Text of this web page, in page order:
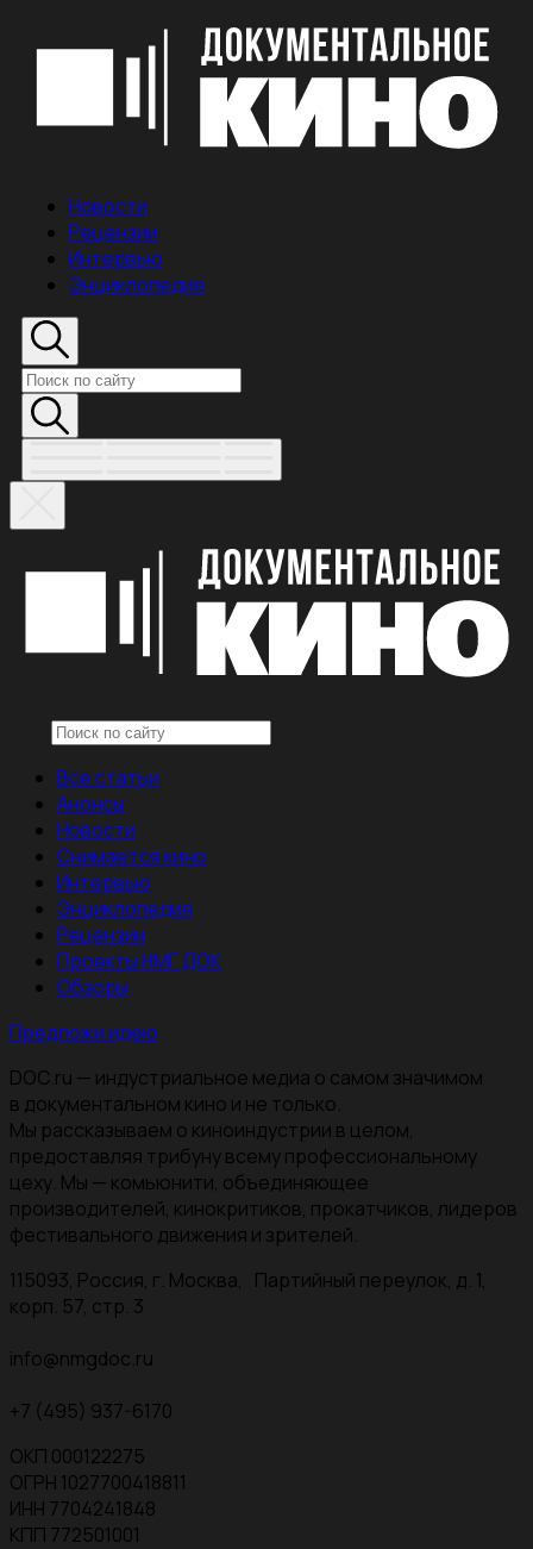
Новости
Рецензии
Интервью
Энциклопедия
Все статьи
Анонсы
Новости
Снимается кино
Интервью
Энциклопедия
Рецензии
Проекты НМГ ДОК
Обзоры
Предложи идею
DOC.ru — индустриальное медиа о самом значимом
в документальном кино и не только.
Мы рассказываем о киноиндустрии в целом,
предоставляя трибуну всему профессиональному
цеху. Мы — комьюнити, объединяющее
производителей, кинокритиков, прокатчиков, лидеров
фестивального движения и зрителей.
115093, Россия, г. Москва, Партийный переулок, д. 1,
корп. 57, стр. 3
info@nmgdoc.ru
+7 (495) 937-6170
ОКП 000122275
ОГРН 1027700418811
ИНН 7704241848
КПП 772501001